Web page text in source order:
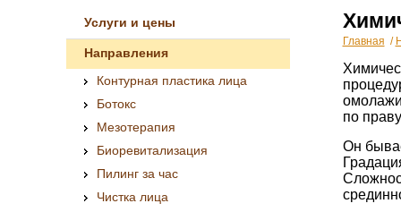
Услуги и цены
Направления
Контурная пластика лица
Ботокс
Мезотерапия
Биоревитализация
Пилинг за час
Чистка лица
Главная /
по
Он